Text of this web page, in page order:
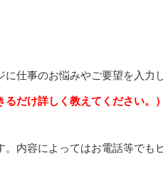
仕事のお悩みやご要望を入力
だけ詳しく教えてください。）
内容によってはお電話等でも